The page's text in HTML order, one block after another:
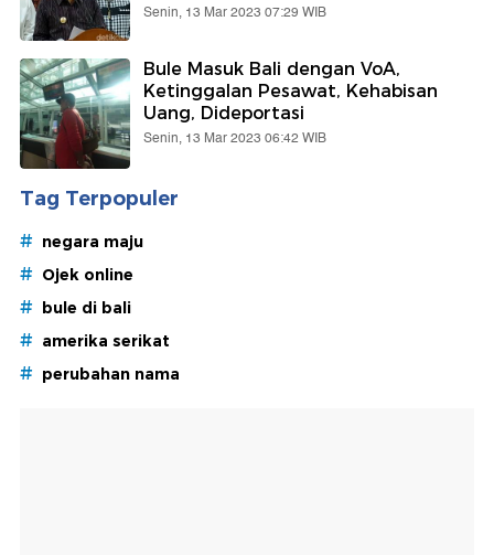
Senin, 13 Mar 2023 07:29 WIB
Bule Masuk Bali dengan VoA,
Ketinggalan Pesawat, Kehabisan
Uang, Dideportasi
Senin, 13 Mar 2023 06:42 WIB
Tag Terpopuler
# negara maju
# Ojek online
# bule di bali
# amerika serikat
# perubahan nama